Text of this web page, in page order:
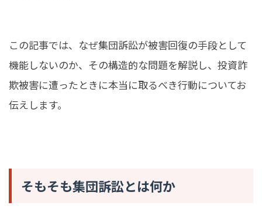
この記事では、なぜ集団訴訟が被害回復の手段として
機能しないのか、その構造的な問題を解説し、投資詐
欺被害に遭ったときに本当に取るべき行動についてお
伝えします。
そもそも集団訴訟とは何か